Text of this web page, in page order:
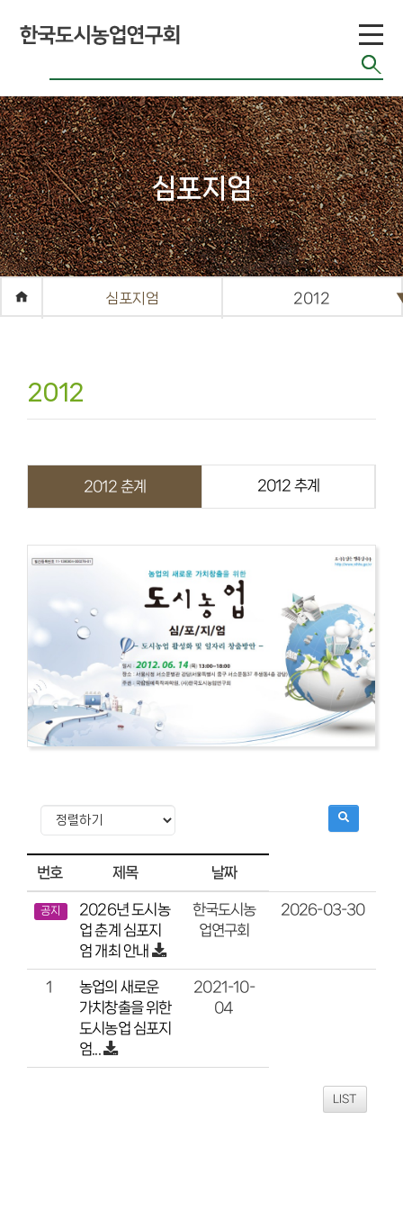
도시농업 법령
반려식물
관련 사이트
커
뮤
니
티
도시농업 관련
심포지엄
심포지엄 2012
2012
2012 춘계 2012 추계
번호 제목 날짜
공지 2026년 도시농
업 춘계 심포지
엄 개최 안내
한국도시농
업연구회
2026-03-30
1 농업의 새로운
가치창출을 위한
도시농업 심포지
엄...
2021-10-
04
LIST